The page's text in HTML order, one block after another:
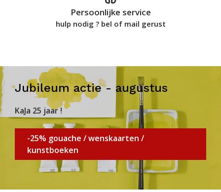
Persoonlijke service
hulp nodig ? bel of mail gerust
Jubileum actie - augustus
KaJa 25 jaar !
-25% gouache / wenskaarten /
kunstboeken